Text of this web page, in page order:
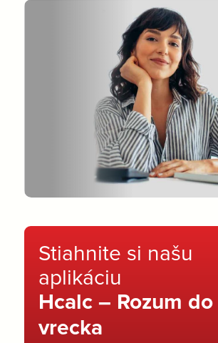
Stiahnite si našu
aplikáciu
Hcalc – Rozum do
vrecka